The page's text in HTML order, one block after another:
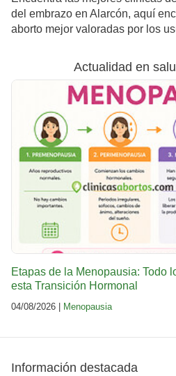
del embrazo en Alarcón, aquí
aborto mejor valoradas por los
Actualidad en
Etapas de la Menopausia: Todo
esta Transición Hormonal
04/08/2026 | Menopausia
Información destacada